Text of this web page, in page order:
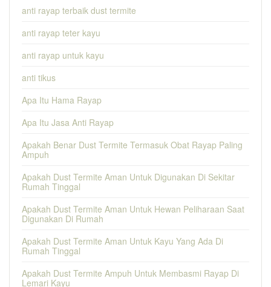
anti rayap terbaik dust termite
anti rayap teter kayu
anti rayap untuk kayu
anti tikus
Apa Itu Hama Rayap
Apa Itu Jasa Anti Rayap
Apakah Benar Dust Termite Termasuk Obat Rayap Paling
Ampuh
Apakah Dust Termite Aman Untuk Digunakan Di Sekitar
Rumah Tinggal
Apakah Dust Termite Aman Untuk Hewan Peliharaan Saat
Digunakan Di Rumah
Apakah Dust Termite Aman Untuk Kayu Yang Ada Di
Rumah Tinggal
Apakah Dust Termite Ampuh Untuk Membasmi Rayap Di
Lemari Kayu